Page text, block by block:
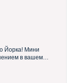
Йорка! Мини
в вашем